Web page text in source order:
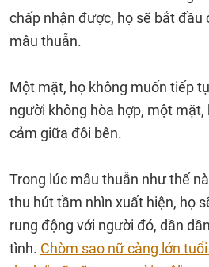
chấp nhận được, họ sẽ bắt đầu
mâu thuẫn.
Một mặt, họ không muốn tiếp
người không hòa hợp, một mặt,
cảm giữa đôi bên.
Trong lúc mâu thuẫn như thế
thu hút tầm nhìn xuất hiện, họ
rung động với người đó, dần
tình. Chòm sao nữ càng lớn